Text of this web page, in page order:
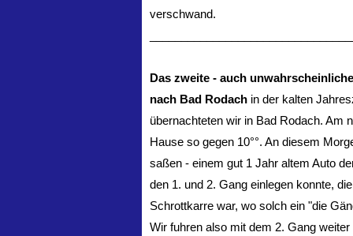
verschwand.
Das zweite - auch
nach Bad Rodach in der kalten
übernachteten wir in Bad Rodach. Am
Hause so gegen 10°°. An diesem
saßen - einem gut 1 Jahr altem Auto
den 1. und 2. Gang einlegen konnte,
Schrottkarre war, wo solch ein "die
Wir fuhren also mit dem 2. Gang